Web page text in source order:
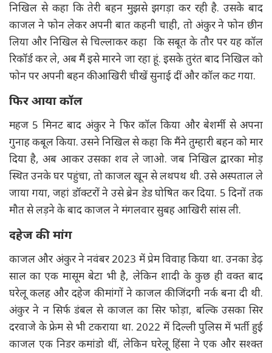
निखिल से कहा कि तेरी बहन मुझसे झगड़ा कर रही है. उसके बाद
काजल ने फोन लेकर अपनी बात कहनी चाही, तो अंकुर ने फोन छीन
लिया और निखिल से चिल्लाकर कहा कि सबूत के तौर पर यह कॉल
रिकॉर्ड कर ले, अब मैं इसे मारने जा रहा हूं. इसके तुरंत बाद निखिल को
फोन पर अपनी बहन की आखिरी चीखें सुनाई दीं और कॉल कट गया.
फिर आया कॉल
महज 5 मिनट बाद अंकुर ने फिर कॉल किया और बेशर्मी से अपना
गुनाह कबूल किया. उसने निखिल से कहा कि मैंने तुम्हारी बहन को मार
दिया है, अब आकर उसका शव ले जाओ. जब निखिल द्वारका मोड़
स्थित उनके घर पहुंचा, तो काजल खून से लथपथ थी. उसे अस्पताल ले
जाया गया, जहां डॉक्टरों ने उसे ब्रेन डेड घोषित कर दिया. 5 दिनों तक
मौत से लड़ने के बाद काजल ने मंगलवार सुबह आखिरी सांस ली.
दहेज की मांग
काजल और अंकुर ने नवंबर 2023 में प्रेम विवाह किया था. उनका डेढ़
साल का एक मासूम बेटा भी है, लेकिन शादी के कुछ ही वक्त बाद
घरेलू कलह और दहेज की मांगों ने काजल की जिंदगी नर्क बना दी थी.
अंकुर ने न सिर्फ डंबल से काजल का सिर फोड़ा, बल्कि उसका सिर
दरवाजे के फ्रेम से भी टकराया था. 2022 में दिल्ली पुलिस में भर्ती हुई
काजल एक निडर कमांडो थीं, लेकिन घरेलू हिंसा ने एक और सश्क्त